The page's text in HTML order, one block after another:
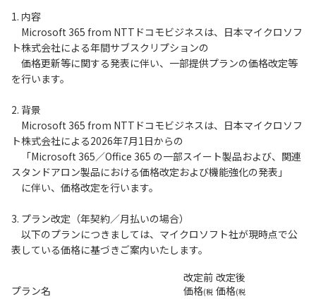
1. 内容
Microsoft 365 from NTTドコモビジネスは、日本マイクロソフ
ト株式会社による年間サブスクリプションの
価格更新等に関する発表に伴い、一部提供プランの価格改定等
を行います。
2. 背景
Microsoft 365 from NTTドコモビジネスは、日本マイクロソフ
ト株式会社による2026年7月1日からの
「Microsoft 365／Office 365 の一部スイート製品および、関連
スタンドアロン製品における価格改定および機能強化の発表」
に伴い、価格改定を行います。
3. プラン改定（年契約／月払いの場合）
以下のプランにつきましては、マイクロソフト社が現時点で公
表している価格に基づきご案内いたします。
プラン名
改定前
価格(税
改定後
価格(税